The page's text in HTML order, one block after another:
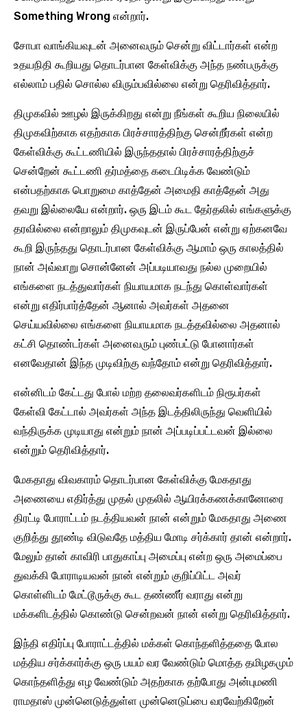
Something Wrong என்றார்.
சோபா வாங்கியவுடன் அனைவரும் சென்று விட்டார்கள் என்ற
உதயநிதி கூறியது தொடர்பான கேள்விக்கு அந்த நண்பருக்கு
எல்லாம் பதில் சொல்ல விரும்பவில்லை என்று தெரிவித்தார்.
திமுகவில் ஊழல் இருக்கிறது என்று நீங்கள் கூறிய நிலையில்
திமுகவிற்காக எதற்காக பிரச்சாரத்திற்கு சென்றீர்கள் என்ற
கேள்விக்கு கூட்டணியில் இருந்ததால் பிரச்சாரத்திற்குச்
சென்றேன் கூட்டணி தர்மத்தை கடைபிடிக்க வேண்டும்
என்பதற்காக பொறுமை காத்தேன் அமைதி காத்தேன் அது
தவறு இல்லையே என்றார். ஒரு இடம் கூட தேர்தலில் எங்களுக்கு
தரவில்லை என்றாலும் திமுகவுடன் இருப்பேன் என்று ஏற்கனவே
கூறி இருந்தது தொடர்பான கேள்விக்கு ஆமாம் ஒரு காலத்தில்
நான் அவ்வாறு சொன்னேன் அப்படியாவது நல்ல முறையில்
எங்களை நடத்துவார்கள் நியாயமாக நடந்து கொள்வார்கள்
என்று எதிர்பார்த்தேன் ஆனால் அவர்கள் அதனை
செய்யவில்லை எங்களை நியாயமாக நடத்தவில்லை அதனால்
கட்சி தொண்டர்கள் அனைவரும் புண்பட்டு போனார்கள்
எனவேதான் இந்த முடிவிற்கு வந்தோம் என்று தெரிவித்தார்.
என்னிடம் கேட்டது போல் மற்ற தலைவர்களிடம் நிரூபர்கள்
கேள்வி கேட்டால் அவர்கள் அந்த இடத்திலிருந்து வெளியில்
வந்திருக்க முடியாது என்றும் நான் அப்படிப்பட்டவன் இல்லை
என்றும் தெரிவித்தார்.
மேகதாது விவகாரம் தொடர்பான கேள்விக்கு மேகதாது
அணையை எதிர்த்து முதல் முதலில் ஆயிரக்கணக்கானோரை
திரட்டி போராட்டம் நடத்தியவன் நான் என்றும் மேகதாது அணை
குறித்து தூண்டி விடுவதே மத்திய மோடி சர்க்கார் தான் என்றார்.
மேலும் தான் காவிரி பாதுகாப்பு அமைப்பு என்ற ஒரு அமைப்பை
துவக்கி போராடியவன் நான் என்றும் குறிப்பிட்ட அவர்
கொள்ளிடம் மேட்டூருக்கு கூட தண்ணீர் வராது என்று
மக்களிடத்தில் கொண்டு சென்றவன் நான் என்று தெரிவித்தார்.
இந்தி எதிர்ப்பு போராட்டத்தில் மக்கள் கொந்தளித்ததை போல
மத்திய சர்க்கார்க்கு ஒரு பயம் வர வேண்டும் மொத்த தமிழகமும்
கொந்தளித்து எழ வேண்டும் அதற்காக தற்போது அன்புமணி
ராமதாஸ் முன்னெடுத்துள்ள முன்னெடுப்பை வரவேற்கிறேன்